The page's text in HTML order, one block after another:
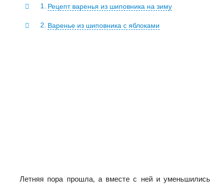
Рецепт варенья из шиповника на зиму
Варенье из шиповника с яблоками
Летняя пора прошла, а вместе с ней и уменьшились